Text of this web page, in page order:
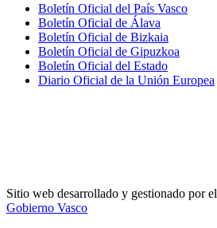
Boletín Oficial del País Vasco
Boletín Oficial de Álava
Boletín Oficial de Bizkaia
Boletín Oficial de Gipuzkoa
Boletín Oficial del Estado
Diario Oficial de la Unión Europea
Sitio web desarrollado y gestionado por el
Gobierno Vasco